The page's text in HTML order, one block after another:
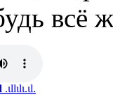
всё
.ιllιlι.ιl.